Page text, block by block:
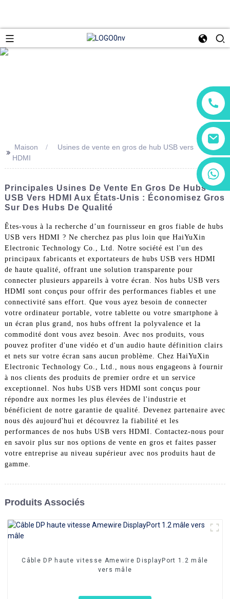
+86 13266180782
+86 18602095014
>> Maison
Usines de vente en gros de hub USB vers
HDMI
Principales Usines De Vente En Gros De Hubs
USB Vers HDMI Aux États-Unis : Économisez Gros
Sur Des Hubs De Qualité
Êtes-vous à la recherche d’un fournisseur en gros fiable de hubs
USB vers HDMI ? Ne cherchez pas plus loin que HaiYuXin
Electronic Technology Co., Ltd. Notre société est l'un des
principaux fabricants et exportateurs de hubs USB vers HDMI
de haute qualité, offrant une solution transparente pour
connecter plusieurs appareils à votre écran. Nos hubs USB vers
HDMI sont conçus pour offrir des performances fiables et une
connectivité sans effort. Que vous ayez besoin de connecter
votre ordinateur portable, votre tablette ou votre smartphone à
un écran plus grand, nos hubs offrent la polyvalence et la
commodité dont vous avez besoin. Avec nos produits, vous
pouvez profiter d'une vidéo et d'un audio haute définition clairs
et nets sur votre écran sans aucun problème. Chez HaiYuXin
Electronic Technology Co., Ltd., nous nous engageons à fournir
à nos clients des produits de premier ordre et un service
exceptionnel. Nos hubs USB vers HDMI sont conçus pour
répondre aux normes les plus élevées de l'industrie et
bénéficient de notre garantie de qualité. Devenez partenaire avec
nous dès aujourd'hui et découvrez la fiabilité et les
performances de nos hubs USB vers HDMI. Contactez-nous pour
en savoir plus sur nos options de vente en gros et faites passer
votre entreprise au niveau supérieur avec nos produits haut de
gamme.
Produits Associés
Câble DP haute vitesse Amewire DisplayPort 1.2 mâle
vers mâle